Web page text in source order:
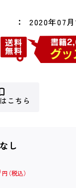
2020年07月
こちら
し
円